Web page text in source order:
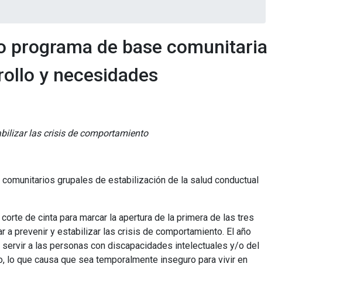
programa de base comunitaria
y necesidades
las crisis de comportamiento
grupales de estabilización de la salud conductual
de cinta para marcar la apertura de la primera de las tres
prevenir y estabilizar las crisis de comportamiento. El año
a las personas con discapacidades intelectuales y/o del
que causa que sea temporalmente inseguro para vivir en